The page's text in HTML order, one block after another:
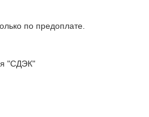
по предоплате.
"СДЭК"